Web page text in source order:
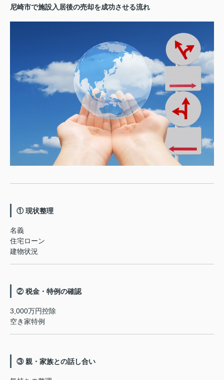
尼崎市で施設入居後の売却を成功させる流れ
① 現状整理
名義
住宅ローン
建物状況
② 税金・特例の確認
3,000万円控除
空き家特例
③ 親・家族との話し合い